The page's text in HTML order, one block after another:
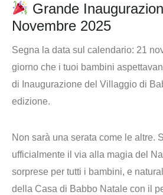
Grande
Novembre 2025
Segna la data sul calendario: 21
giorno che i tuoi bambini
di Inaugurazione del Villaggio di
edizione.
Non sarà una serata come le altre.
ufficialmente il via alla magia del
sorprese per tutti i bambini, e
della Casa di Babbo Natale con il